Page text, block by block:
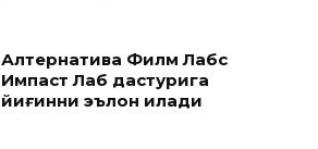
Алтернатива Филм Лабс
Импаcт Лаб дастурига
йиғинни эълон қилади